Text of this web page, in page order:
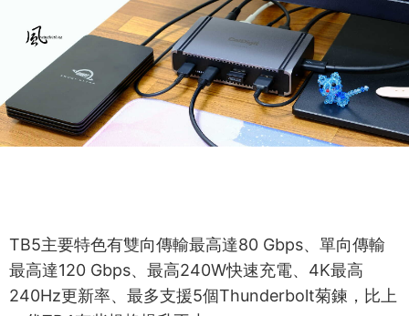
TB5主要特色有雙向傳輸最高達80 Gbps、單向傳輸
最高達120 Gbps、最高240W快速充電、4K最高
240Hz更新率、最多支援5個Thunderbolt菊鍊，比上